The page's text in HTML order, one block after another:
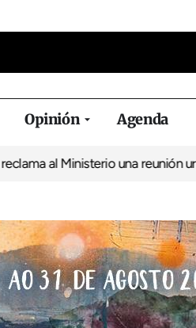
Opinión Agenda
una reunión urgente por